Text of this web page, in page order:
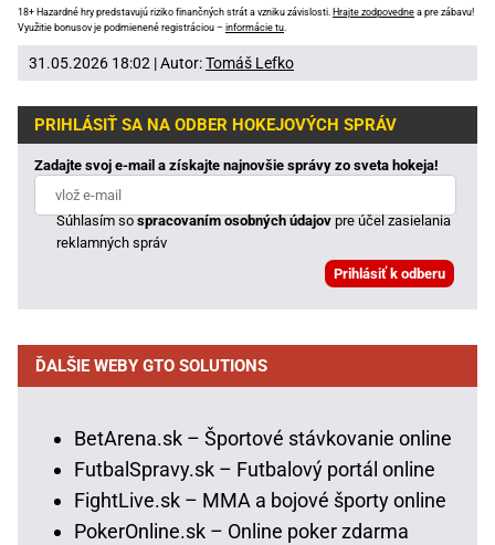
18+ Hazardné hry predstavujú riziko finančných strát a vzniku závislosti. Hrajte zodpovedne a pre zábavu!
Využitie bonusov je podmienené registráciou – informácie tu.
31.05.2026 18:02 | Autor:Tomáš Lefko
PRIHLÁSIŤ SA NA ODBER HOKEJOVÝCH SPRÁV
Zadajte svoj e-mail a získajte najnovšie správy zo sveta hokeja!
Súhlasím sospracovaním osobných údajovpre účel zasielania
reklamných správ
ĎALŠIE WEBY GTO SOLUTIONS
BetArena.sk – Športové stávkovanie online
FutbalSpravy.sk – Futbalový portál online
FightLive.sk – MMA a bojové športy online
PokerOnline.sk – Online poker zdarma